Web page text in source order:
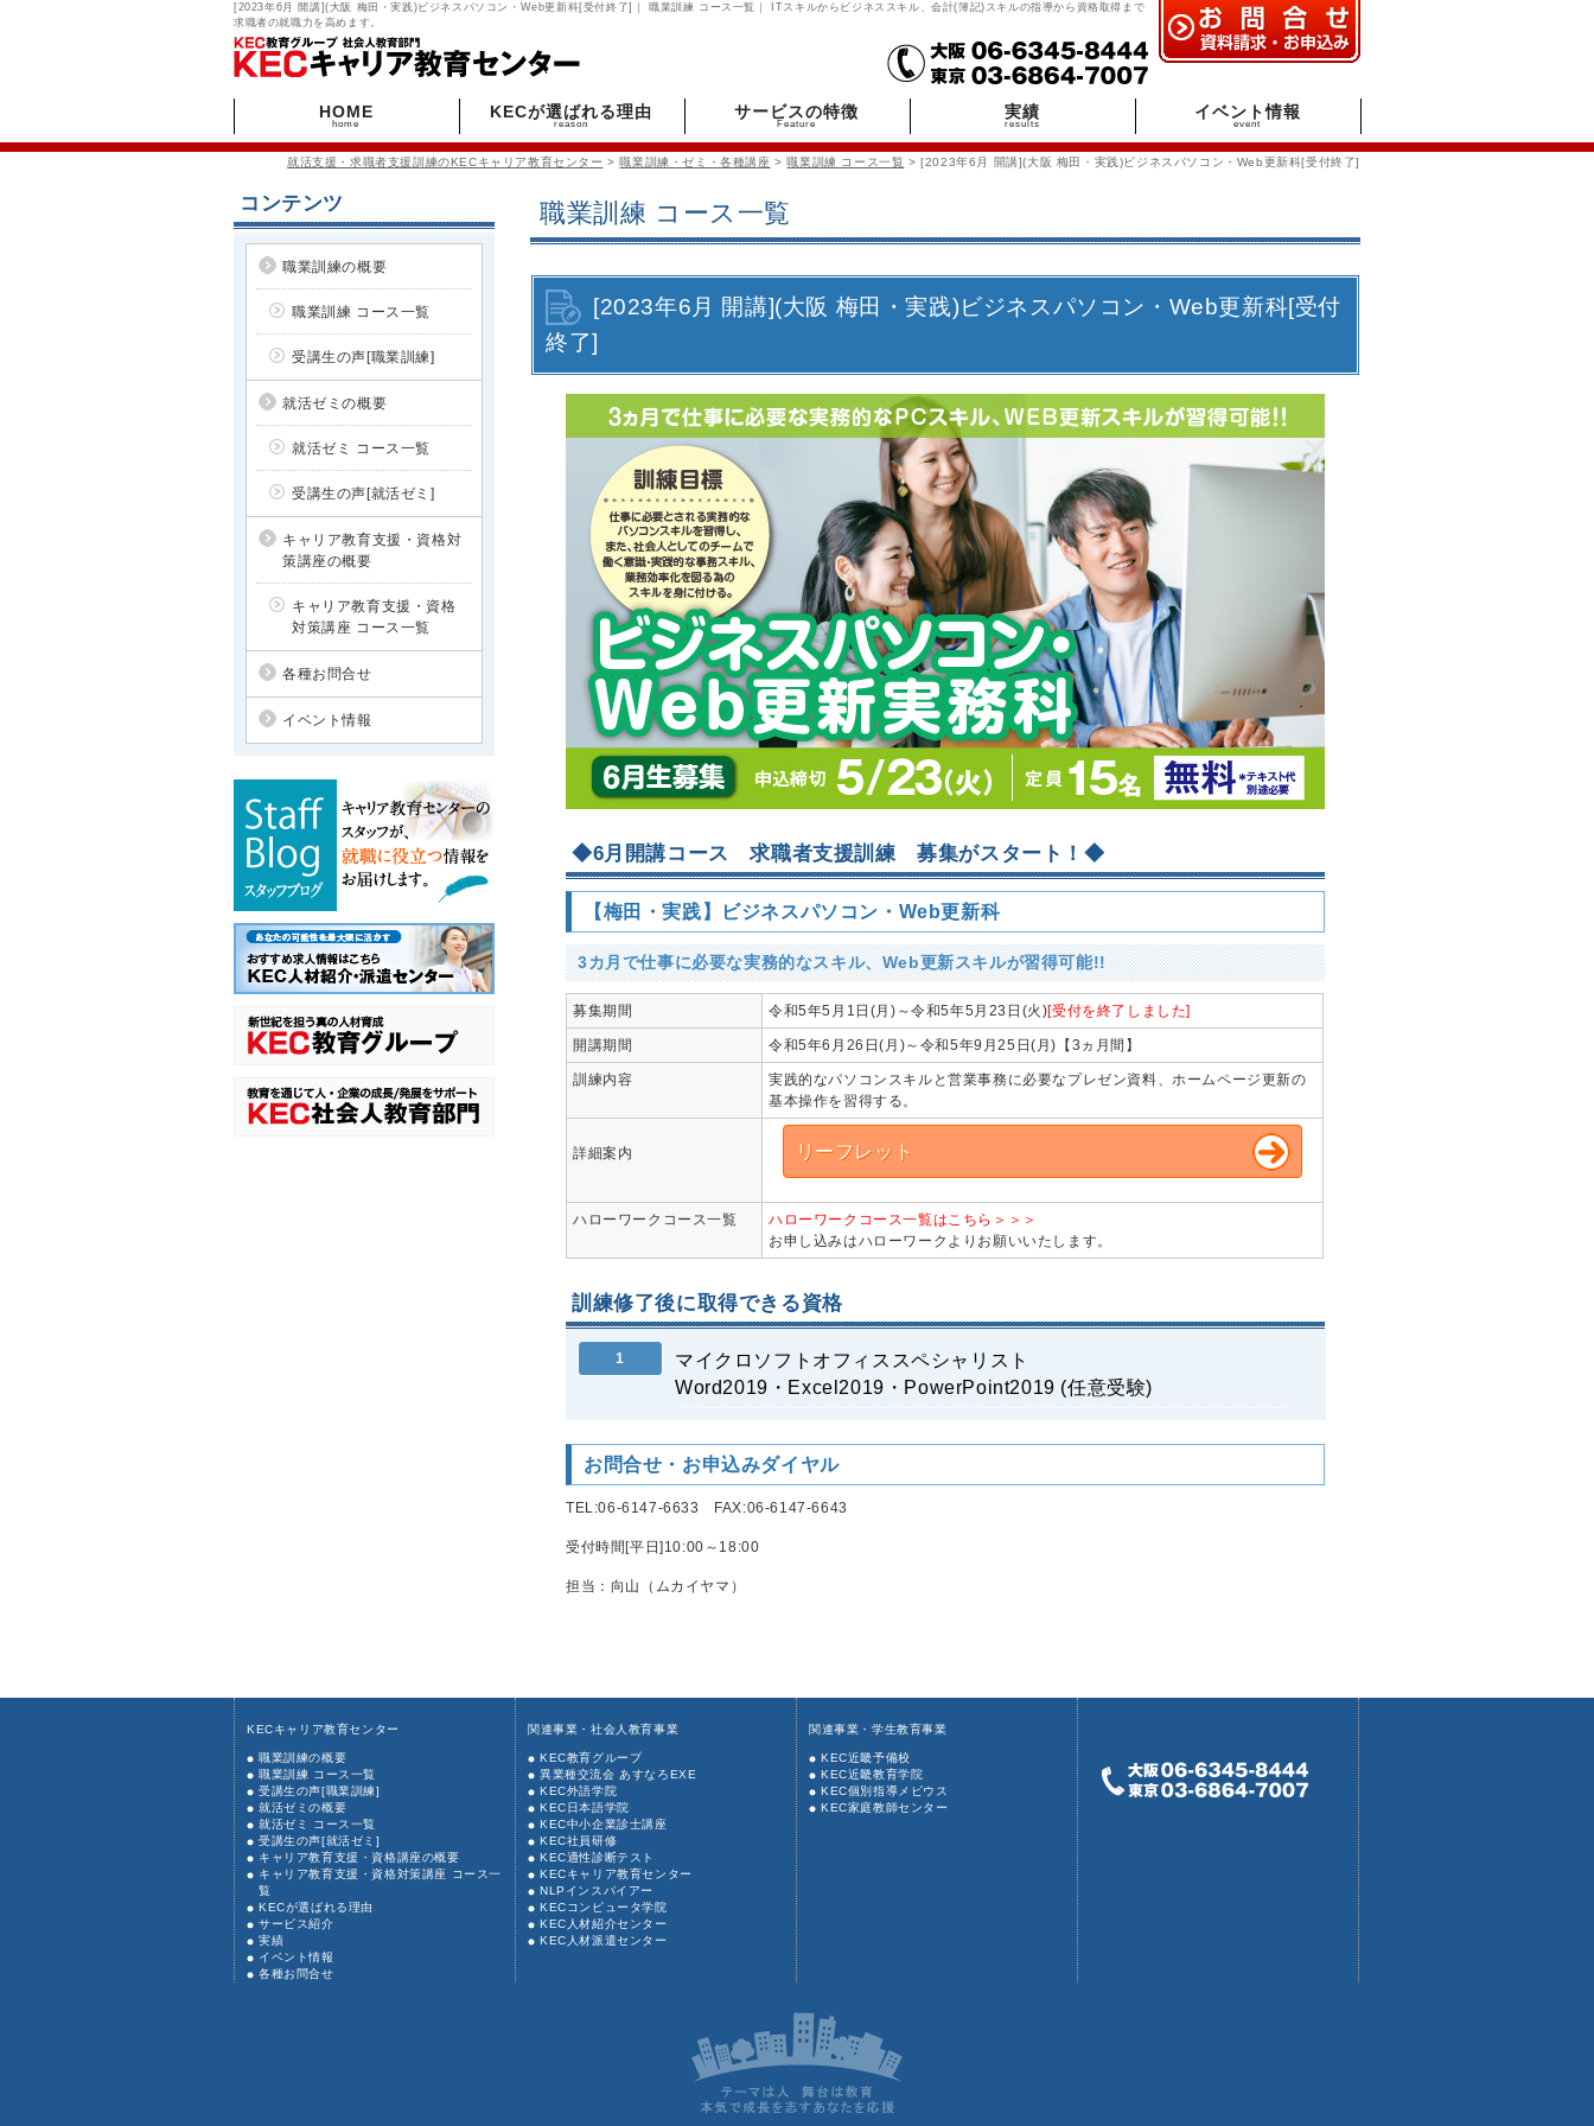
[2023年6月 開講](大阪 梅田・実践)ビジネスパソコン・Web更新科[受付終了]｜ 職業訓練 コース一覧｜ ITスキルからビジネススキル、会計(簿記)スキルの指導から資格取得まで
求職者の就職力を高めます。
HOME
home
KECが選ばれる理由
reason
サービスの特徴
Feature
実績
results
イベント情報
event
就活支援・求職者支援訓練のKECキャリア教育センター >職業訓練・ゼミ・各種講座 >職業訓練 コース一覧 > [2023年6月 開講](大阪 梅田・実践)ビジネスパソコン・Web更新科[受付終了]
職業訓練 コース一覧
[2023年6月 開講](大阪 梅田・実践)ビジネスパソコン・Web更新科[受付
終了]
◆6月開講コース 求職者支援訓練 募集がスタート！◆
【梅田・実践】ビジネスパソコン・Web更新科
3カ月で仕事に必要な実務的なスキル、Web更新スキルが習得可能!!
募集期間 令和5年5月1日(月)～令和5年5月23日(火)[受付を終了しました]
開講期間 令和5年6月26日(月)～令和5年9月25日(月)【3ヵ月間】
訓練内容
実践的なパソコンスキルと営業事務に必要なプレゼン資料、ホームページ更新の
基本操作を習得する。
詳細案内 リーフレット
ハローワークコース一覧
ハローワークコース一覧はこちら＞＞＞
お申し込みはハローワークよりお願いいたします。
訓練修了後に取得できる資格
1
マイクロソフトオフィススペシャリスト
Word2019・Excel2019・PowerPoint2019 (任意受験)
お問合せ・お申込みダイヤル
TEL:06-6147-6633 FAX:06-6147-6643
受付時間[平日]10:00～18:00
担当：向山（ムカイヤマ）
コンテンツ
職業訓練の概要
職業訓練 コース一覧
受講生の声[職業訓練]
就活ゼミの概要
就活ゼミ コース一覧
受講生の声[就活ゼミ]
キャリア教育支援・資格対
策講座の概要
キャリア教育支援・資格
対策講座 コース一覧
各種お問合せ
イベント情報
KECキャリア教育センター
職業訓練の概要
職業訓練 コース一覧
受講生の声[職業訓練]
就活ゼミの概要
就活ゼミ コース一覧
受講生の声[就活ゼミ]
キャリア教育支援・資格講座の概要
キャリア教育支援・資格対策講座 コース一
覧
KECが選ばれる理由
サービス紹介
実績
イベント情報
各種お問合せ
関連事業・社会人教育事業
KEC教育グループ
異業種交流会 あすなろEXE
KEC外語学院
KEC日本語学院
KEC中小企業診士講座
KEC社員研修
KEC適性診断テスト
KECキャリア教育センター
NLPインスパイアー
KECコンピュータ学院
KEC人材紹介センター
KEC人材派遣センター
関連事業・学生教育事業
KEC近畿予備校
KEC近畿教育学院
KEC個別指導メビウス
KEC家庭教師センター